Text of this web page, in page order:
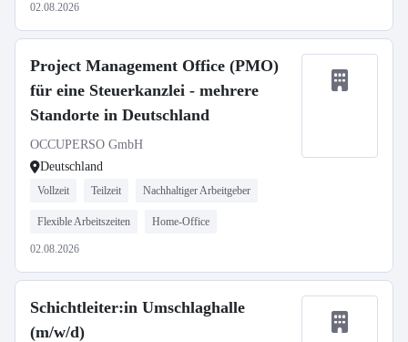
02.08.2026
Project Management Office (PMO)
für eine Steuerkanzlei - mehrere
Standorte in Deutschland
OCCUPERSO GmbH
Deutschland
Vollzeit Teilzeit Nachhaltiger Arbeitgeber
Flexible Arbeitszeiten Home-Office
02.08.2026
Schichtleiter:in Umschlaghalle
(m/w/d)